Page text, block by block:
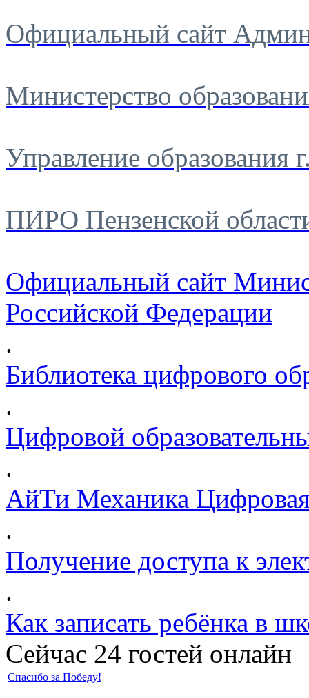
Официальный сайт
Министерство
Управление образования
ПИРО Пензенской
Официальный сайт
Российской Федерации
.
Библиотека цифрового
.
Цифровой
.
АйТи Механика
.
Получение доступа к
.
Как записать ребёнка в
Сейчас 24 гостей онлайн
Спасибо за Победу!